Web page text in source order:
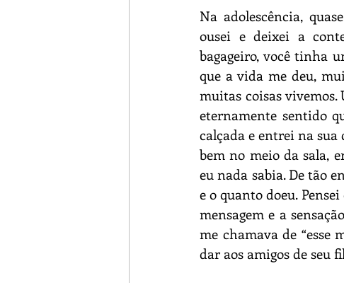
Na adolescência,
ousei e deixei a
bagageiro, você tinha
que a vida me deu,
muitas coisas
eternamente sentido
calçada e entrei na sua
bem no meio da sala,
eu nada sabia. De tão
e o quanto doeu.
mensagem e a
me chamava de “esse
dar aos amigos de seu